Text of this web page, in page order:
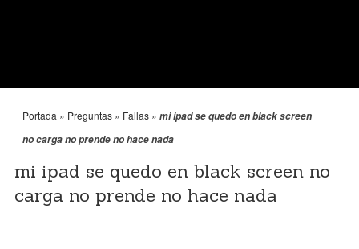
Portada » Preguntas » Fallas » mi ipad se quedo en black screen
no carga no prende no hace nada
mi ipad se quedo en black screen no
carga no prende no hace nada